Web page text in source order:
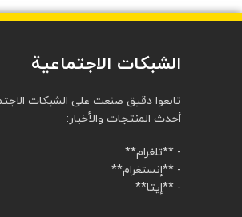
الشبكات الاجتماعية
تابعوا دقيق صنعت على الشبكات
أحدث المنتجات والأخبار:
- **تلغرام**
- **إنستغرام**
- **إيتا**